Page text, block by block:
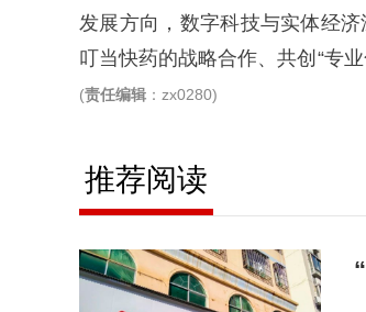
发展方向，数字科技与实体经
叮当快药的战略合作、共创“专
(责任编辑 ：zx0280)
推荐阅读